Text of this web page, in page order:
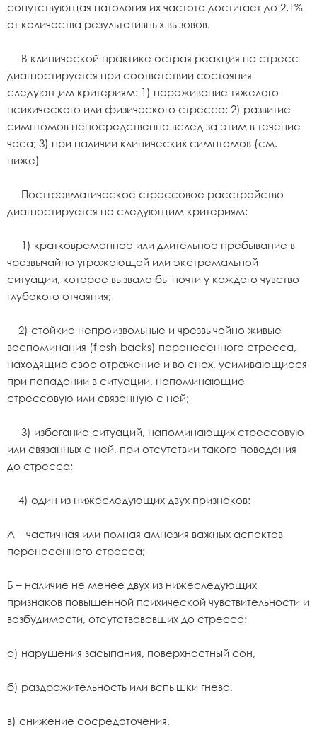
сопутствующая патология их частота достигает до 2,1%
от количества результативных вызовов.
В клинической практике острая реакция на стресс
диагностируется при соответствии состояния
следующим критериям: 1) переживание тяжелого
психического или физического стресса; 2) развитие
симптомов непосредственно вслед за этим в течение
часа; 3) при наличии клинических симптомов (см.
ниже)
Посттравматическое стрессовое расстройство
диагностируется по следующим критериям:
1) кратковременное или длительное пребывание в
чрезвычайно угрожающей или экстремальной
ситуации, которое вызвало бы почти у каждого чувство
глубокого отчаяния;
2) стойкие непроизвольные и чрезвычайно живые
воспоминания (flash-backs) перенесенного стресса,
находящие свое отражение и во снах, усиливающиеся
при попадании в ситуации, напоминающие
стрессовую или связанную с ней;
3) избегание ситуаций, напоминающих стрессовую
или связанных с ней, при отсутствии такого поведения
до стресса;
4) один из нижеследующих двух признаков:
А – частичная или полная амнезия важных аспектов
перенесенного стресса;
Б – наличие не менее двух из нижеследующих
признаков повышенной психической чувствительности и
возбудимости, отсутствовавших до стресса:
а) нарушения засыпания, поверхностный сон,
б) раздражительность или вспышки гнева,
в) снижение сосредоточения,